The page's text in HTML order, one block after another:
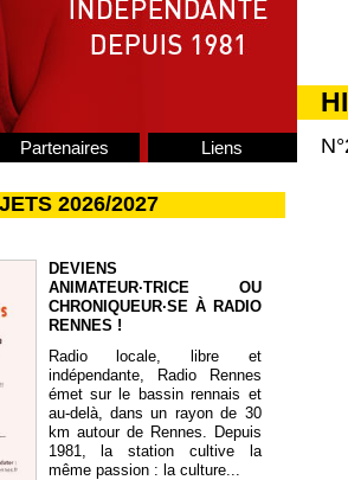
Partenaires Liens
2026/2027
DEVIENS
ANIMATEUR·TRICE OU
CHRONIQUEUR·SE À RADIO
RENNES !
Radio locale, libre et
indépendante, Radio Rennes
émet sur le bassin rennais et
au-delà, dans un rayon de 30
km autour de Rennes. Depuis
1981, la station cultive la
même passion : la culture...